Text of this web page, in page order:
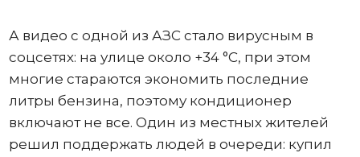
А видео с одной из АЗС стало вирусным в
соцсетях: на улице около +34 °C, при этом
многие стараются экономить последние
литры бензина, поэтому кондиционер
включают не все. Один из местных жителей
решил поддержать людей в очереди: купил